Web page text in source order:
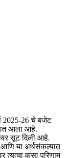
2025-26 चे बजेट
आला आहे.
सूट दिली आहे.
आणि या अर्थसंकल्पात
त्याचा कसा परिणाम